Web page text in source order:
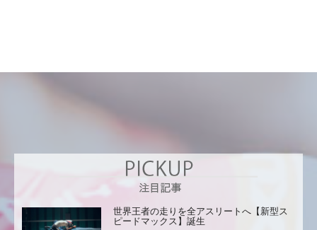
世界王者の走りを全アスリートへ【新型ス
ピードマックス】誕生